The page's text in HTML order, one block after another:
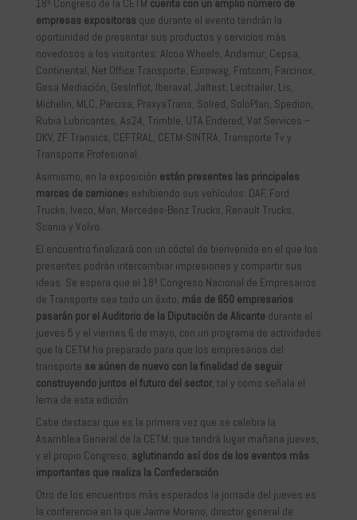
18º Congreso de la CETM cuenta con un amplio número de
empresas expositoras que durante el evento tendrán la
oportunidad de presentar sus productos y servicios más
novedosos a los visitantes: Alcoa Wheels, Andamur, Cepsa,
Continental, Net Office Transporte, Eurowag, Frotcom, Farcinox,
Gesa Mediación, GesInflot, Iberaval, Jaltest, Lecitrailer, Lis,
Michelin, MLC, Parcisa, PraxyaTrans, Solred, SoloPlan, Spedion,
Rubia Lubricantes, As24, Trimble, UTA Endered, Vat Services –
DKV, ZF Transics, CEFTRAL, CETM-SINTRA, Transporte Tv y
Transporte Profesional.
Asimismo, en la exposición están presentes las principales
marcas de camiones exhibiendo sus vehículos: DAF, Ford
Trucks, Iveco, Man, Mercedes-Benz Trucks, Renault Trucks,
Scania y Volvo.
El encuentro finalizará con un cóctel de bienvenida en el que los
presentes podrán intercambiar impresiones y compartir sus
ideas. Se espera que el 18º Congreso Nacional de Empresarios
de Transporte sea todo un éxito, más de 650 empresarios
pasarán por el Auditorio de la Diputación de Alicante durante el
jueves 5 y el viernes 6 de mayo, con un programa de actividades
que la CETM ha preparado para que los empresarios del
transporte se aúnen de nuevo con la finalidad de seguir
construyendo juntos el futuro del sector, tal y como señala el
lema de esta edición.
Cabe destacar que es la primera vez que se celebra la
Asamblea General de la CETM, que tendrá lugar mañana jueves,
y el propio Congreso, aglutinando así dos de los eventos más
importantes que realiza la Confederación.
Otro de los encuentros más esperados la jornada del jueves es
la conferencia en la que Jaime Moreno, director general de